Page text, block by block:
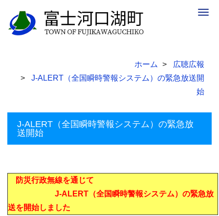
ホーム
広聴広報
J-ALERT（全国瞬時警報システム）の緊急放送開
始
J-ALERT（全国瞬時警報システム）の緊急放
送開始
防災行政無線を通じて
J-ALERT（全国瞬時警報システム）の緊急放
送を開始しました